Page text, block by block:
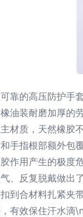
靠的高压防护手
油装耐磨加厚的
材质，天然橡胶
手指根部额外包
作用产生的极度
、反复脱戴做
到合材料扎紧夹
有效保住汗水滴